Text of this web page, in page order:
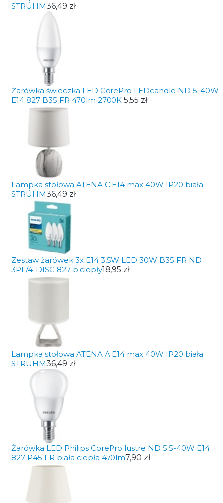
STRÜHM36,49 zł
Żarówka świeczka LED CorePro LEDcandle ND 5-40W
E14 827 B35 FR 470lm 2700K 5,55 zł
Lampka stołowa ATENA C E14 max 40W IP20 biała
STRÜHM36,49 zł
Zestaw żarówek 3x E14 3,5W LED 30W B35 FR ND
3PF/4-DISC 827 b.ciepły18,95 zł
Lampka stołowa ATENA A E14 max 40W IP20 biała
STRÜHM36,49 zł
Żarówka LED Philips CorePro lustre ND 5.5-40W E14
827 P45 FR biała ciepła 470lm7,90 zł